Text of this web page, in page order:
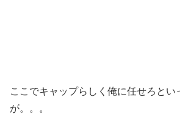
ここでキャップらしく俺に任せろとい
が。。。